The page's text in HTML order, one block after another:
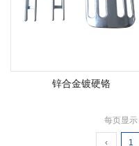
锌合金镀硬铬
每页显
‹ 1